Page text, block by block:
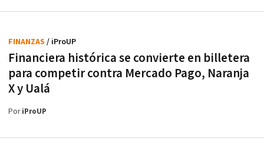
Financiera histórica se convierte en billetera
para competir contra Mercado Pago, Naranja
X y Ualá
FINANZAS / iProUP
PoriProUP